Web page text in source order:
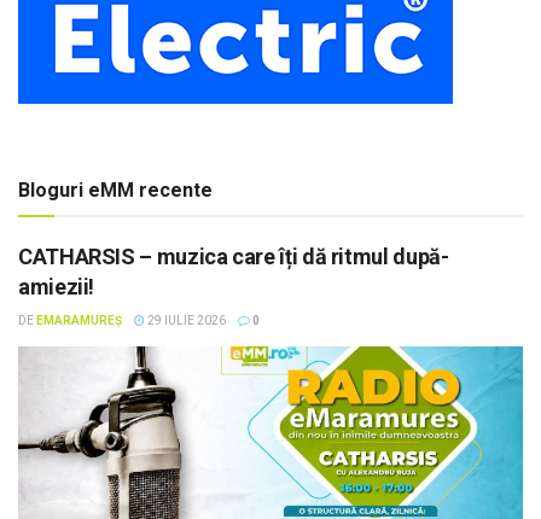
Bloguri eMM recente
CATHARSIS – muzica care îți dă ritmul după-
amiezii!
DE EMARAMUREȘ 29 IULIE 2026 0